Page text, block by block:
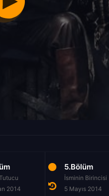
2014
5.Bölüm
İsminin Birincisi
5 Mayıs 2014